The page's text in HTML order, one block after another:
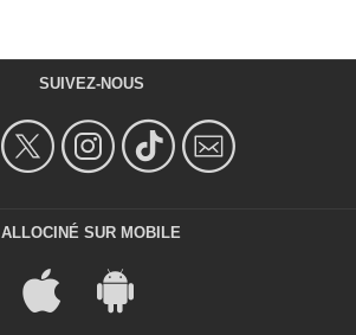
SUIVEZ-NOUS
ALLOCINÉ SUR MOBILE